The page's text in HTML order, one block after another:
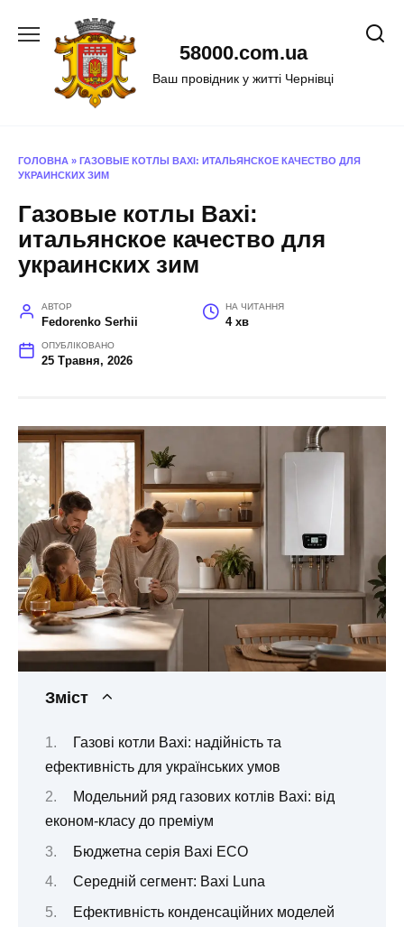
58000.com.ua
Ваш провідник у житті Чернівці
ГОЛОВНА » ГАЗОВЫЕ КОТЛЫ BAXI: ИТАЛЬЯНСКОЕ КАЧЕСТВО ДЛЯ
УКРАИНСКИХ ЗИМ
Газовые котлы Baxi:
итальянское качество для
украинских зим
АВТОР
Fedorenko Serhii
НА ЧИТАННЯ
4 хв
ОПУБЛІКОВАНО
25 Травня, 2026
Зміст
Газові котли Baxi: надійність та
ефективність для українських умов
Модельний ряд газових котлів Baxi: від
економ-класу до преміум
Бюджетна серія Baxi ECO
Середній сегмент: Baxi Luna
Ефективність конденсаційних моделей